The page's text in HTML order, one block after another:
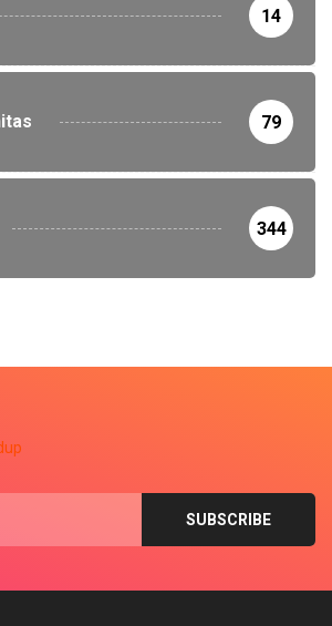
14
79
344